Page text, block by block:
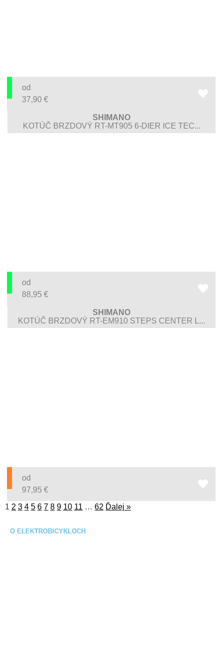
od
37,90 €
SHIMANO
KOTÚČ BRZDOVÝ RT-MT905 6-DIER ICE TEC...
od
88,95 €
SHIMANO
KOTÚČ BRZDOVÝ RT-EM910 STEPS CENTER L...
od
97,95 €
1 2 3 4 5 6 7 8 9 10 11 … 62 Ďalej »
O ELEKTROBICYKLOCH